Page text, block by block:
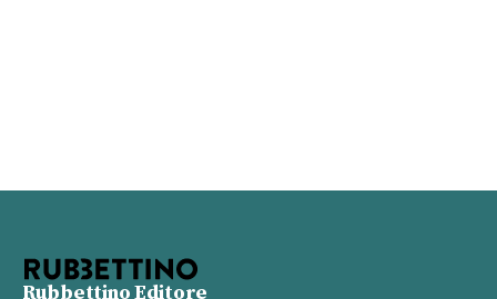
Rubbettino Editore